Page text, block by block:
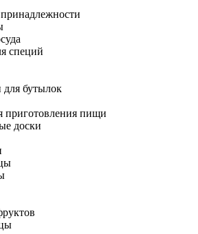
специй
для бутылок
приготовления пищи
доски